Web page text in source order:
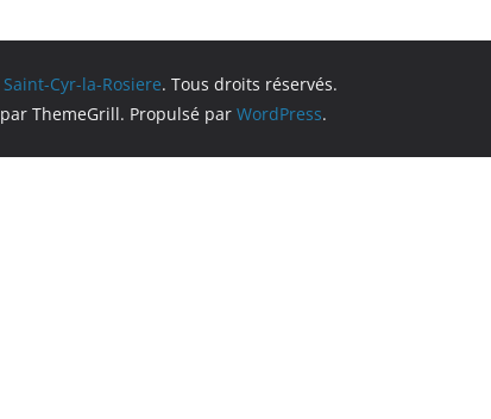
Saint-Cyr-la-Rosiere. Tous droits réservés.
par ThemeGrill. Propulsé par WordPress.